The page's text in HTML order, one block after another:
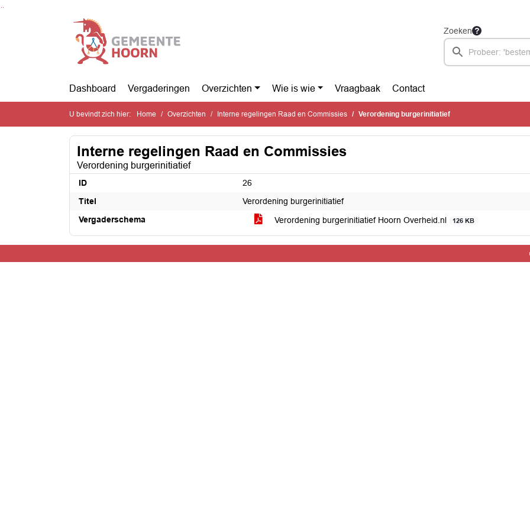
Zoeken
Dashboard Vergaderingen Overzichten Wie is wie Vraagbaak Contact
U bevindt zich hier: Home Overzichten Interne regelingen Raad en Commissies Verordening burgerinitiatief
Interne regelingen Raad en Commissies
Verordening burgerinitiatief
ID
26
Titel
Verordening burgerinitiatief
Vergaderschema
Verordening burgerinitiatief Hoorn Overheid.nl 126 KB